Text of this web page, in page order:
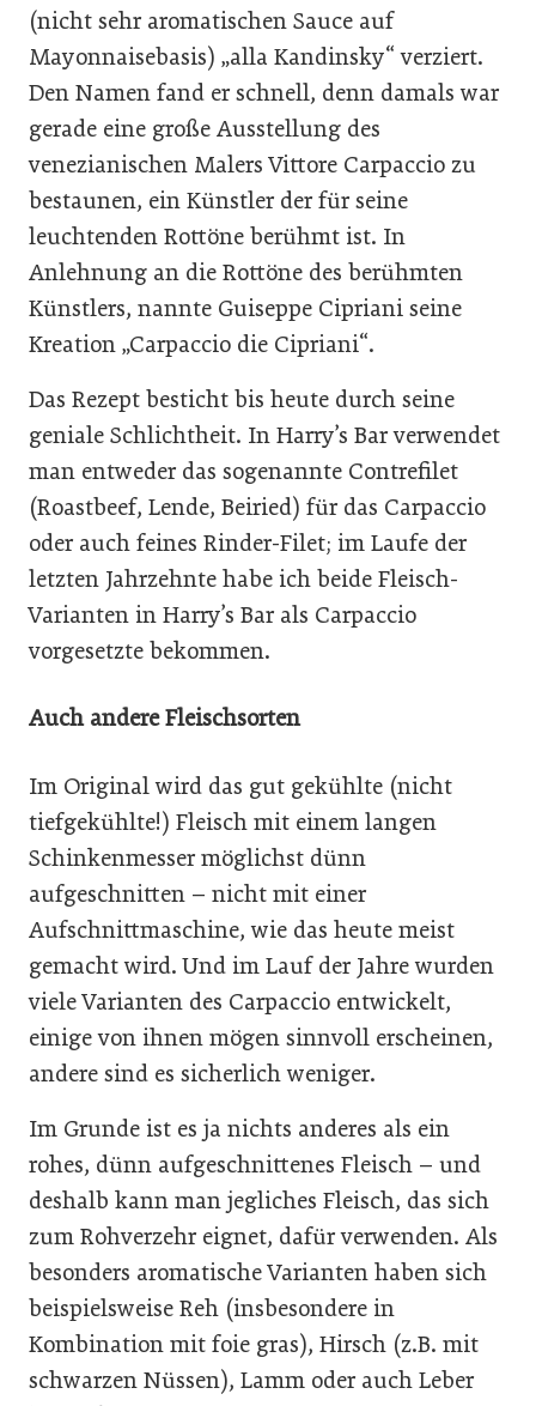
(nicht sehr aromatischen Sauce auf
Mayonnaisebasis) „alla Kandinsky“ verziert.
Den Namen fand er schnell, denn damals war
gerade eine große Ausstellung des
venezianischen Malers Vittore Carpaccio zu
bestaunen, ein Künstler der für seine
leuchtenden Rottöne berühmt ist. In
Anlehnung an die Rottöne des berühmten
Künstlers, nannte Guiseppe Cipriani seine
Kreation „Carpaccio die Cipriani“.
Das Rezept besticht bis heute durch seine
geniale Schlichtheit. In Harry’s Bar verwendet
man entweder das sogenannte Contrefilet
(Roastbeef, Lende, Beiried) für das Carpaccio
oder auch feines Rinder-Filet; im Laufe der
letzten Jahrzehnte habe ich beide Fleisch-
Varianten in Harry’s Bar als Carpaccio
vorgesetzte bekommen.
Auch andere Fleischsorten
Im Original wird das gut gekühlte (nicht
tiefgekühlte!) Fleisch mit einem langen
Schinkenmesser möglichst dünn
aufgeschnitten – nicht mit einer
Aufschnittmaschine, wie das heute meist
gemacht wird. Und im Lauf der Jahre wurden
viele Varianten des Carpaccio entwickelt,
einige von ihnen mögen sinnvoll erscheinen,
andere sind es sicherlich weniger.
Im Grunde ist es ja nichts anderes als ein
rohes, dünn aufgeschnittenes Fleisch – und
deshalb kann man jegliches Fleisch, das sich
zum Rohverzehr eignet, dafür verwenden. Als
besonders aromatische Varianten haben sich
beispielsweise Reh (insbesondere in
Kombination mit foie gras), Hirsch (z.B. mit
schwarzen Nüssen), Lamm oder auch Leber